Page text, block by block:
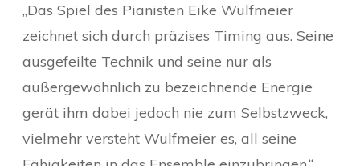
„Das Spiel des Pianisten Eike Wulfmeier
zeichnet sich durch präzises Timing aus. Seine
ausgefeilte Technik und seine nur als
außergewöhnlich zu bezeichnende Energie
gerät ihm dabei jedoch nie zum Selbstzweck,
vielmehr versteht Wulfmeier es, all seine